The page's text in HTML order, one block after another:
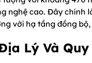
nghệ cao. Đây chính
với hạ tầng đồng
Lý Và